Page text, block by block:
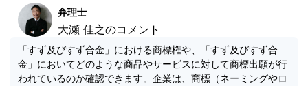
弁理士
大瀬 佳之のコメント
「すず及びすず合金」における商標権や、「すず及びすず合
金」においてどのような商品やサービスに対して商標出願が行
われているのか確認できます。企業は、商標（ネーミングやロ